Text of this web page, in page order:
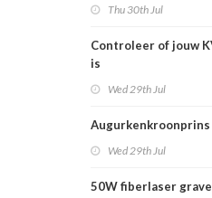
Thu 30th Jul
Controleer of jouw
is
Wed 29th Jul
Wed 29th Jul
50W fiberlaser